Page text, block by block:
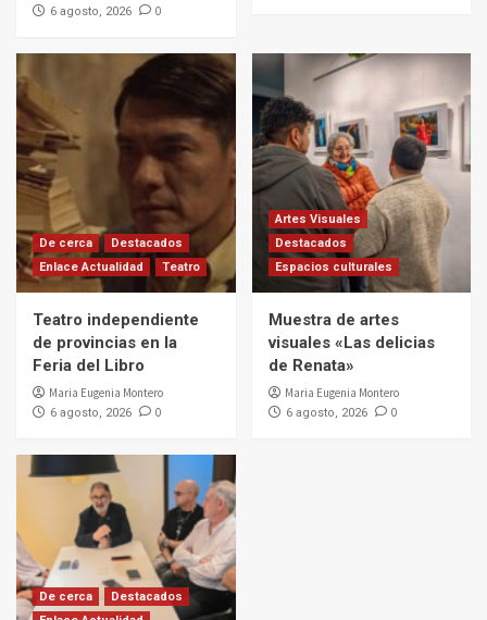
6 agosto, 2026 0
De cerca
Destacados
Enlace Actualidad
Teatro
Teatro independiente
de provincias en la
Feria del Libro
Maria Eugenia Montero
6 agosto, 2026 0
Artes Visuales
Destacados
Espacios culturales
Muestra de artes
visuales «Las delicias
de Renata»
Maria Eugenia Montero
6 agosto, 2026 0
De cerca
Destacados